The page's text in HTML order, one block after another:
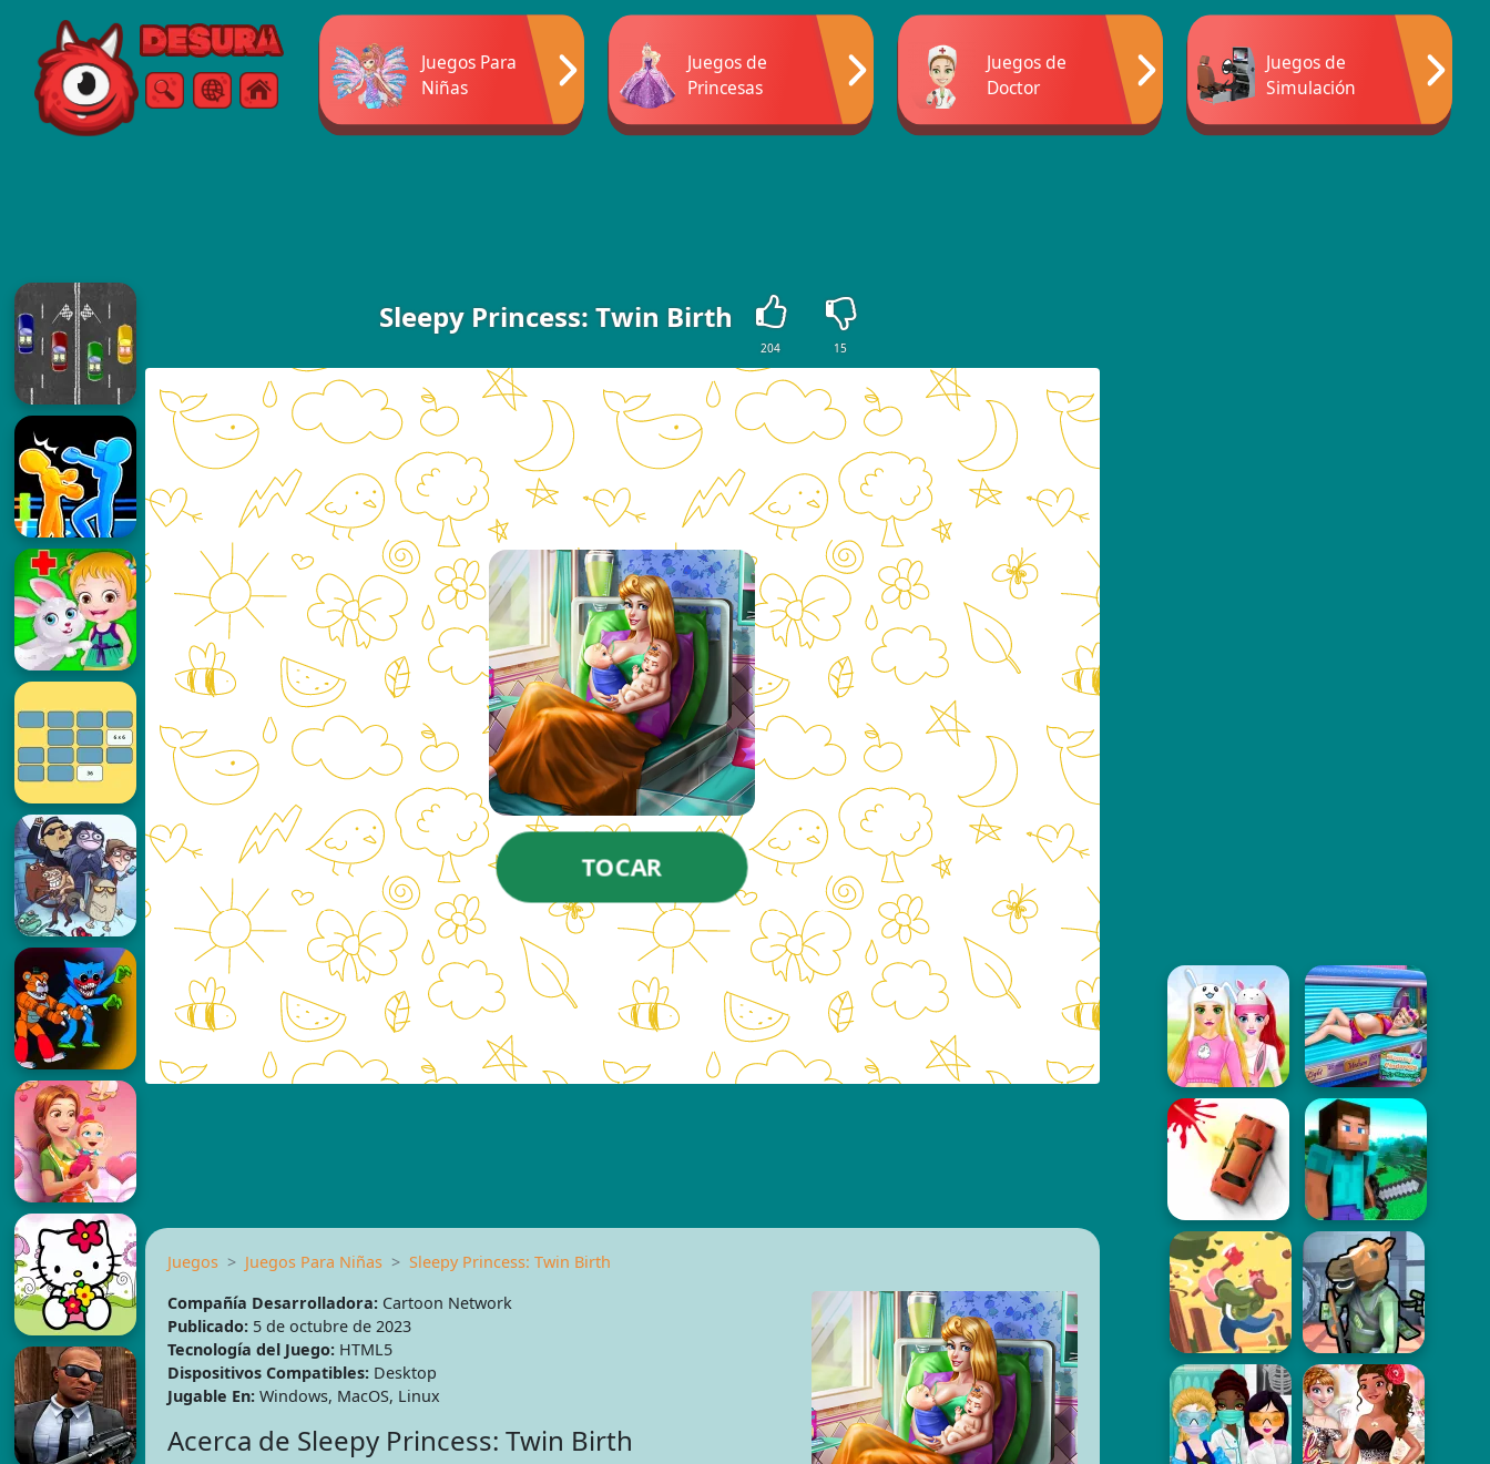
Free Online Games
BuscarMenú
Juegos Para
Niñas
Juegos de
Princesas
Juegos de
Doctor
Juegos de
Simulación
Sleepy Princess: Twin Birth
204 15
TOCAR
Juegos Juegos Para Niñas
Sleepy Princess: Twin Birth
Compañía Desarrolladora:Cartoon Network
Publicado:5 de octubre de 2023
Tecnología del Juego:HTML5
Dispositivos Compatibles:Desktop
Jugable En:Windows, MacOS, Linux
Acerca de Sleepy Princess: Twin Birth